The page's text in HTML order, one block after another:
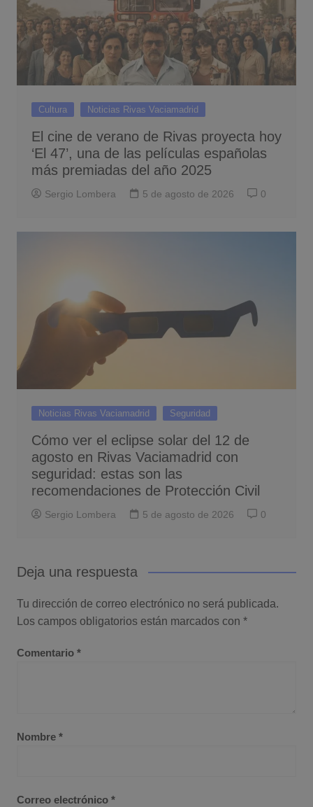
Cultura Noticias Rivas Vaciamadrid
El cine de verano de Rivas proyecta hoy
‘El 47’, una de las películas españolas
más premiadas del año 2025
Sergio Lombera 5 de agosto de 2026 0
Noticias Rivas Vaciamadrid Seguridad
Cómo ver el eclipse solar del 12 de
agosto en Rivas Vaciamadrid con
seguridad: estas son las
recomendaciones de Protección Civil
Sergio Lombera 5 de agosto de 2026 0
Deja una respuesta
Tu dirección de correo electrónico no será publicada.
Los campos obligatorios están marcados con *
Comentario *
Nombre *
Correo electrónico *